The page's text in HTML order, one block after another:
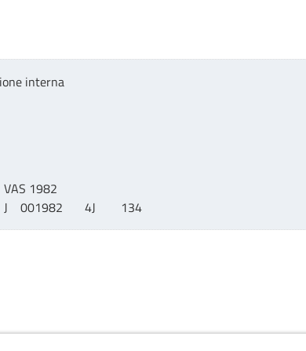
interna
VAS 1982
J    001982       4J        134